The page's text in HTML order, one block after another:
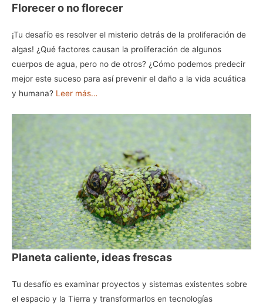
Florecer o no florecer
¡Tu desafío es resolver el misterio detrás de la proliferación de
algas! ¿Qué factores causan la proliferación de algunos
cuerpos de agua, pero no de otros? ¿Cómo podemos predecir
mejor este suceso para así prevenir el daño a la vida acuática
y humana? Leer más…
Planeta caliente, ideas frescas
Tu desafío es examinar proyectos y sistemas existentes sobre
el espacio y la Tierra y transformarlos en tecnologías